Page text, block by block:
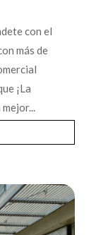
con el
más de
¡La